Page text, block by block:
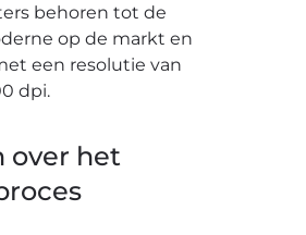
behoren tot de
op de markt en
een resolutie van
dpi.
over het